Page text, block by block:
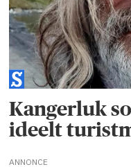
Kangerluk
ideelt
ANNONCE